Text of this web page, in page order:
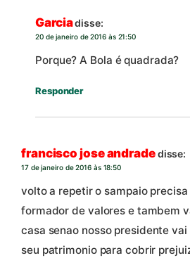
Garciadisse:
20 de janeiro de 2016 às 21:50
Porque? A Bola é quadrada?
Responder
francisco jose andradedisse:
17 de janeiro de 2016 às 18:50
volto a repetir o sampaio
formador de valores e tambem
casa senao nosso presidente
seu patrimonio para cobrir